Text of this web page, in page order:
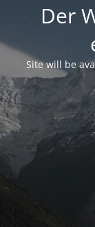
Der
Site will be